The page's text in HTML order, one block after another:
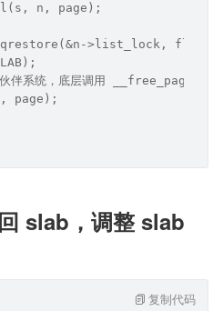
n, page);
>list_lock,
伴系统，底层调用 __free_pages 将
page);
slab，调整 slab
复制代码